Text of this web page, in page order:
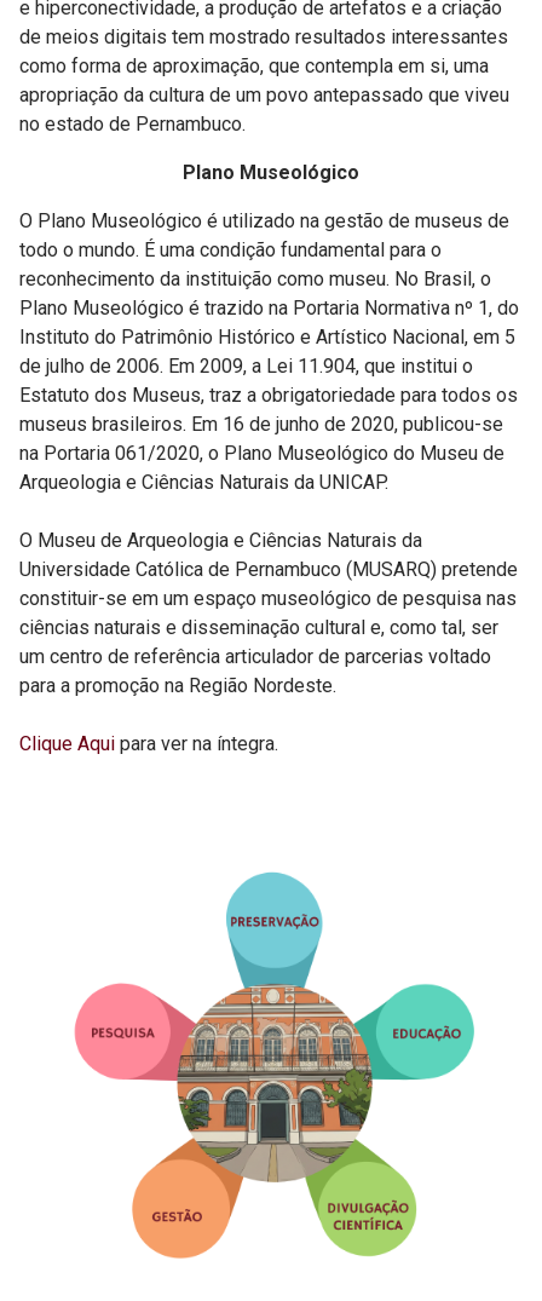
e hiperconectividade, a produção de artefatos e a criação
de meios digitais tem mostrado resultados interessantes
como forma de aproximação, que contempla em si, uma
apropriação da cultura de um povo antepassado que viveu
no estado de Pernambuco.
Plano Museológico
O Plano Museológico é utilizado na gestão de museus de
todo o mundo. É uma condição fundamental para o
reconhecimento da instituição como museu. No Brasil, o
Plano Museológico é trazido na Portaria Normativa nº 1, do
Instituto do Patrimônio Histórico e Artístico Nacional, em 5
de julho de 2006. Em 2009, a Lei 11.904, que institui o
Estatuto dos Museus, traz a obrigatoriedade para todos os
museus brasileiros. Em 16 de junho de 2020, publicou-se
na Portaria 061/2020, o Plano Museológico do Museu de
Arqueologia e Ciências Naturais da UNICAP.
O Museu de Arqueologia e Ciências Naturais da
Universidade Católica de Pernambuco (MUSARQ) pretende
constituir-se em um espaço museológico de pesquisa nas
ciências naturais e disseminação cultural e, como tal, ser
um centro de referência articulador de parcerias voltado
para a promoção na Região Nordeste.
Clique Aqui para ver na íntegra.